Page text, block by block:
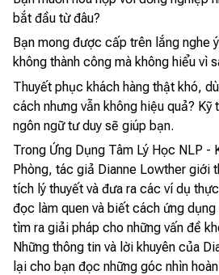
bắt đầu từ đâu?
Bạn mong được cấp trên lắng nghe
không thành công mà không hiểu vì
Thuyết phục khách hàng thật khó,
cách nhưng vẫn không hiệu quả? Kỹ
ngôn ngữ tư duy sẽ giúp bạn.
Trong Ứng Dụng Tâm Lý Học NLP -
Phòng, tác giả Dianne Lowther giới
tích lý thuyết và đưa ra các ví dụ
đọc làm quen và biết cách ứng dụng
tìm ra giải pháp cho những vấn đề
Những thông tin và lời khuyên của
lại cho bạn đọc những góc nhìn